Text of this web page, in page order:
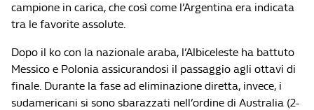
campione in carica, che così come l’Argentina era indicata
tra le favorite assolute.
Dopo il ko con la nazionale araba, l’Albiceleste ha battuto
Messico e Polonia assicurandosi il passaggio agli ottavi di
finale. Durante la fase ad eliminazione diretta, invece, i
sudamericani si sono sbarazzati nell’ordine di Australia (2-